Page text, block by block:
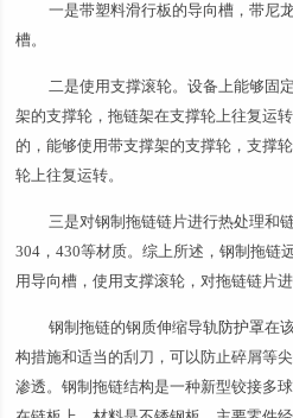
一是带塑料滑行板的导向槽，带尼
槽。
二是使用支撑滚轮。设备上能够固
架的支撑轮，拖链架在支撑轮上往复运
的，能够使用带支撑架的支撑轮，支撑
轮上往复运转。
三是对钢制拖链链片进行热处理和
304，430等材质。综上所述，钢制拖链
用导向槽，使用支撑滚轮，对拖链链片
钢制拖链的钢质伸缩导轨防护罩在
构措施和适当的刮刀，可以防止碎屑等
渗透。钢制拖链结构是一种新型铰接多